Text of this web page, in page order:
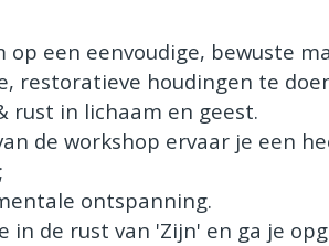
op een eenvoudige, bewuste
restoratieve houdingen te
in lichaam en geest.
de workshop ervaar je een
ontspanning.
in de rust van 'Zijn' en ga je